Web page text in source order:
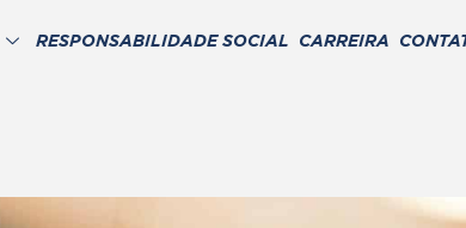
RESPONSABILIDADE SOCIAL CARREIRA